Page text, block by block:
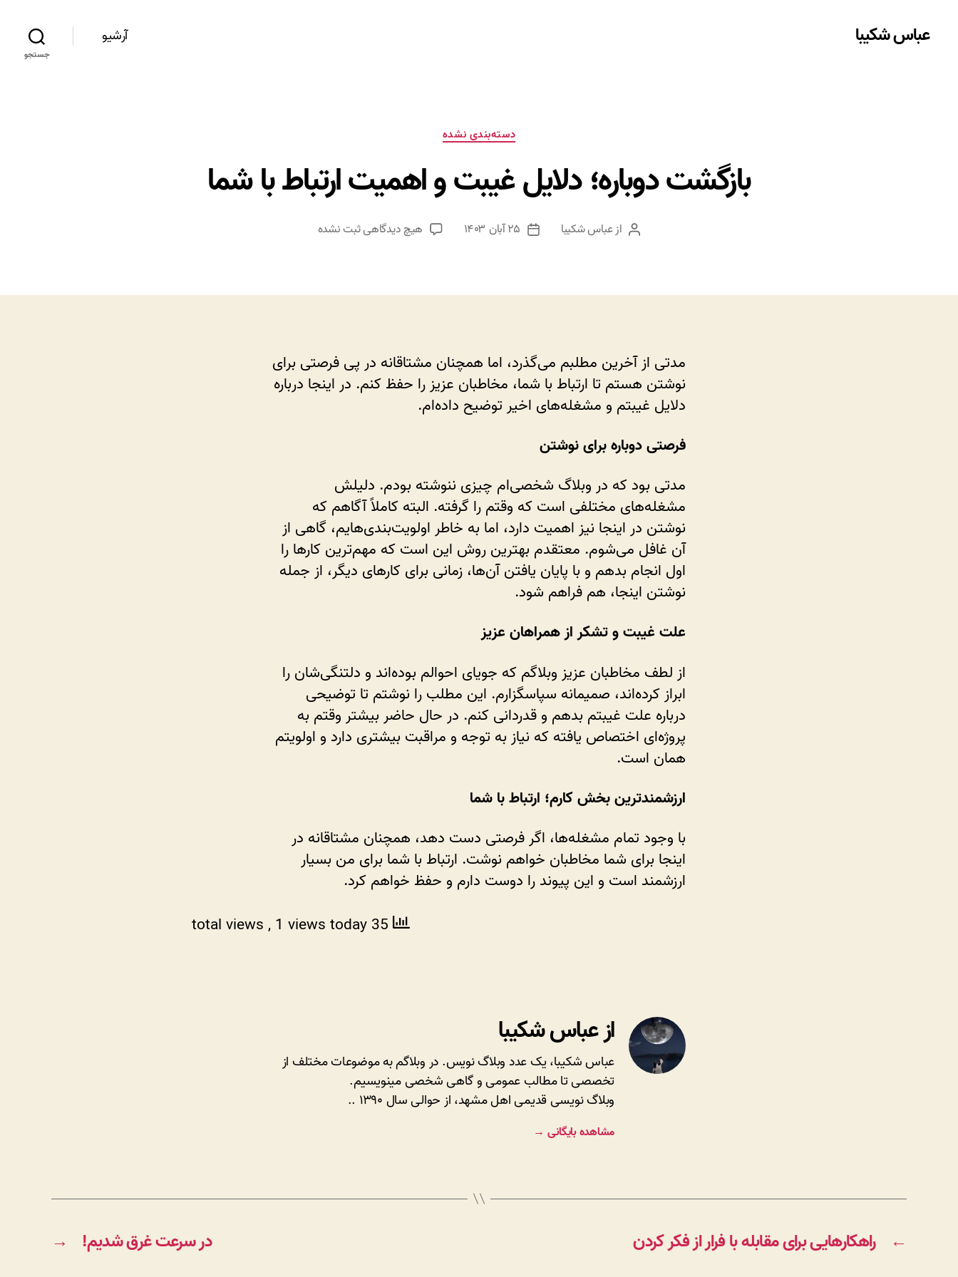
عباس شکیبا آرشیو
جستجو
دسته‌ها
دسته‌بندی نشده
بازگشت دوباره؛ دلایل غیبت و اهمیت ارتباط با شما
نویسنده
ازعباس شکیبا
تاریخ۲۵ آبان ۱۴۰۳ هیچ دیدگاهیبرای
غیبت
با
شما
ثبت نشده
مدتی از آخرین مطلبم می‌گذرد، اما همچنان مشتاقانه در پی فرصتی برای
نوشتن هستم تا ارتباط با شما، مخاطبان عزیز را حفظ کنم. در اینجا درباره
دلایل غیبتم و مشغله‌های اخیر توضیح داده‌ام.
فرصتی دوباره برای نوشتن
مدتی بود که در وبلاگ شخصی‌ام چیزی ننوشته بودم. دلیلش
مشغله‌های مختلفی است که وقتم را گرفته. البته کاملاً آگاهم که
نوشتن در اینجا نیز اهمیت دارد، اما به خاطر اولویت‌بندی‌هایم، گاهی از
آن غافل می‌شوم. معتقدم بهترین روش این است که مهم‌ترین کارها را
اول انجام بدهم و با پایان یافتن آن‌ها، زمانی برای کارهای دیگر، از جمله
نوشتن اینجا، هم فراهم شود.
علت غیبت و تشکر از همراهان عزیز
از لطف مخاطبان عزیز وبلاگم که جویای احوالم بوده‌اند و دلتنگی‌شان را
ابراز کرده‌اند، صمیمانه سپاسگزارم. این مطلب را نوشتم تا توضیحی
درباره علت غیبتم بدهم و قدردانی کنم. در حال حاضر بیشتر وقتم به
پروژه‌ای اختصاص یافته که نیاز به توجه و مراقبت بیشتری دارد و اولویتم
همان است.
ارزشمندترین بخش کارم؛ ارتباط با شما
با وجود تمام مشغله‌ها، اگر فرصتی دست دهد، همچنان مشتاقانه در
اینجا برای شما مخاطبان خواهم نوشت. ارتباط با شما برای من بسیار
ارزشمند است و این پیوند را دوست دارم و حفظ خواهم کرد.
, 1 views today
از عباس شکیبا
عباس شکیبا، یک عدد وبلاگ نویس. در وبلاگم به موضوعات مختلف از
تخصصی تا مطالب عمومی و گاهی شخصی مینویسیم.
وبلاگ نویسی قدیمی اهل مشهد، از حوالی سال ۱۳۹۰ ..
مشاهده بایگانی →
← راهکارهایی برای مقابله با فرار از فکر کردن → در سرعت غرق شدیم!